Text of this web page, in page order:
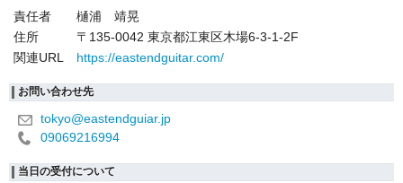
責任者
樋浦 靖晃
住所
〒135-0042 東京都江東区木場6-3-1-2F
関連URL
https://eastendguitar.com/
お問い合わせ先
tokyo@eastendguiar.jp
09069216994
当日の受付について